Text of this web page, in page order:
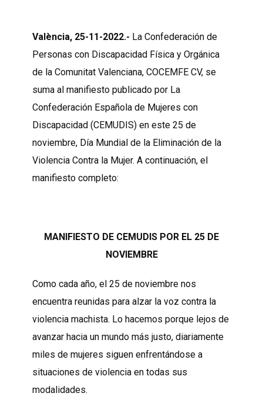
València, 25-11-2022.- La Confederación de
Personas con Discapacidad Física y Orgánica
de la Comunitat Valenciana, COCEMFE CV, se
suma al manifiesto publicado por La
Confederación Española de Mujeres con
Discapacidad (CEMUDIS) en este 25 de
noviembre, Día Mundial de la Eliminación de la
Violencia Contra la Mujer. A continuación, el
manifiesto completo:
MANIFIESTO DE CEMUDIS POR EL 25 DE
NOVIEMBRE
Como cada año, el 25 de noviembre nos
encuentra reunidas para alzar la voz contra la
violencia machista. Lo hacemos porque lejos de
avanzar hacia un mundo más justo, diariamente
miles de mujeres siguen enfrentándose a
situaciones de violencia en todas sus
modalidades.